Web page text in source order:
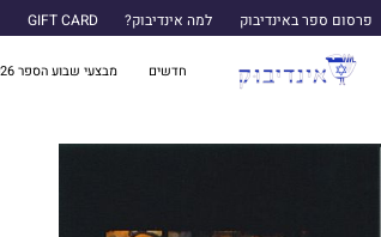
פרסום ספר באינדיבוק למה אינדיבוק? GIFT CARD
חדשים מבצעי שבוע הספר 2026